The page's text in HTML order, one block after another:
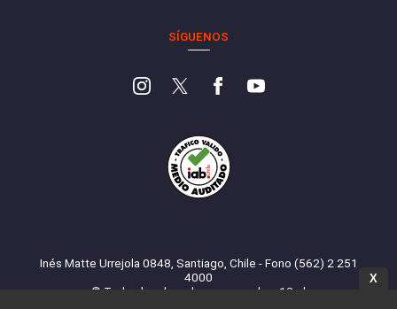
SÍGUENOS
Inés Matte Urrejola 0848, Santiago, Chile - Fono (562) 2 251
4000
© Todos los derechos reservados. 13.cl
X